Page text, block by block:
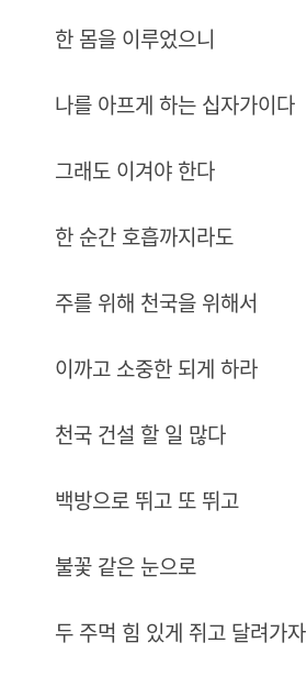
한 몸을 이루었으니
나를 아프게 하는 십자가이다
그래도 이겨야 한다
한 순간 호흡까지라도
주를 위해 천국을 위해서
이까고 소중한 되게 하라
천국 건설 할 일 많다
백방으로 뛰고 또 뛰고
불꽃 같은 눈으로
두 주먹 힘 있게 쥐고 달려가자